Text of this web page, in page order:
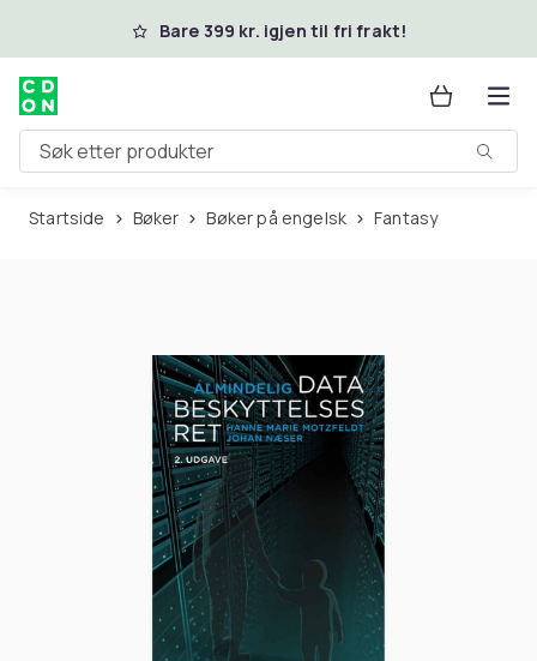
Hopp til hovedinnholdBare 399 kr. igjen til fri frakt!
Søk etter produkter
Startside Bøker Bøker på engelsk Fantasy